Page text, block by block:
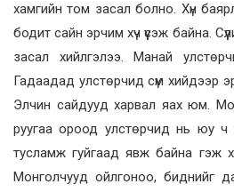
хамгийн том засал болно. Хүн
бодит сайн эрчим хүч үүсэж байна.
засал хийлгэлээ. Манай
Гадаадад улстөрчид сүм хийдээр
Элчин сайдууд харвал яах юм.
руугаа ороод улстөрчид нь юу ч
тусламж гуйгаад явж байна гэж
Монголчууд ойлгоноо, биднийг